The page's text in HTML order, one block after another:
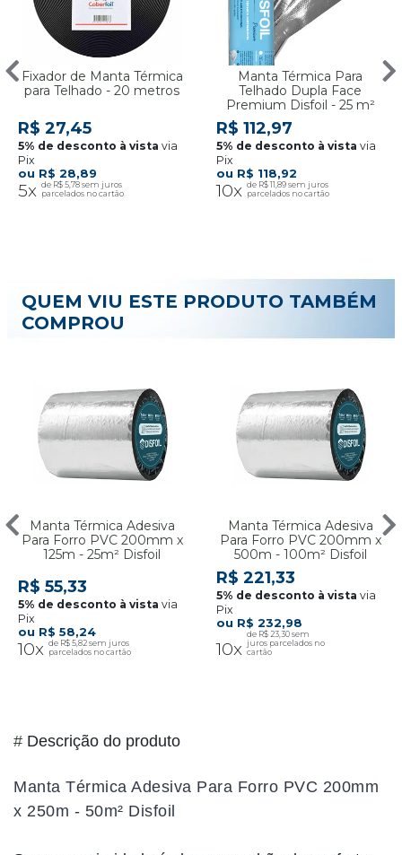
Fixador de Manta Térmica
para Telhado - 20 metros
R$ 28,89
5x R$ 5,78
R$ 27,45
via
Pix
Manta Térmica Para
Telhado Dupla Face
Premium Disfoil - 25 m²
R$ 118,92
10x R$ 11,89
R$ 112,97
via
Pix
QUEM VIU ESTE PRODUTO TAMBÉM
COMPROU
Manta Térmica Adesiva
Para Forro PVC 200mm x
125m - 25m² Disfoil
R$ 58,24
10x R$ 5,82
R$ 55,33
via
Pix
Manta Térmica Adesiva
Para Forro PVC 200mm x
500m - 100m² Disfoil
R$ 232,98
10x
R$ 23,30
R$ 221,33
via
Pix
# Descrição do produto
Manta Térmica Adesiva Para Forro PVC 200mm
x 250m - 50m² Disfoil